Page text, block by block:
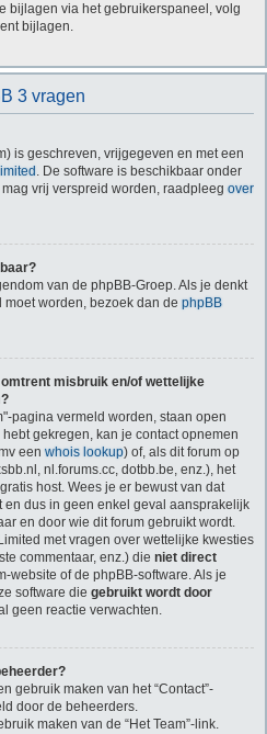
bijlagen via het gebruikerspaneel, volg
bijlagen.
3 vragen
is geschreven, vrijgegeven en met een
. De software is beschikbaar onder
vrij verspreid worden, raadpleeg over
van de phpBB-Groep. Als je denkt
worden, bezoek dan de phpBB
misbruik en/of wettelijke
pagina vermeld worden, staan open
gekregen, kan je contact opnemen
een whois lookup) of, als dit forum op
nl.forums.cc, dotbb.be, enz.), het
host. Wees je er bewust van dat
en dus in geen enkel geval aansprakelijk
en door wie dit forum gebruikt wordt.
met vragen over wettelijke kwesties
commentaar, enz.) die niet direct
website of de phpBB-software. Als je
software die gebruikt wordt door
geen reactie verwachten.
gebruik maken van het “Contact”-
door de beheerders.
maken van de “Het Team”-link.